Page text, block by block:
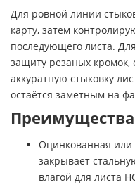
Для ровной линии
карту, затем
последующего листа.
защиту резаных
аккуратную стыковку
остаётся заметным на
Преимущества
Оцинкованная или
закрывает
влагой для листа